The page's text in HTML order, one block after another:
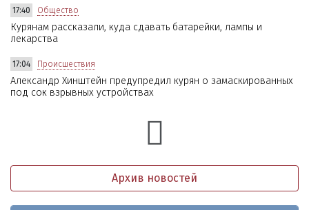
17:40 Общество
Курянам рассказали, куда сдавать батарейки, лампы и
лекарства
17:04 Происшествия
Александр Хинштейн предупредил курян о замаскированных
под сок взрывных устройствах
Архив новостей